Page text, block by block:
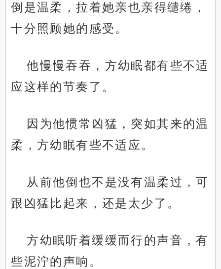
倒是温柔，拉着她亲也亲得缱绻，
十分照顾她的感受。
他慢慢吞吞，方幼眠都有些不适
应这样的节奏了。
因为他惯常凶猛，突如其来的温
柔，方幼眠有些不适应。
从前他倒也不是没有温柔过，可
跟凶猛比起来，还是太少了。
方幼眠听着缓缓而行的声音，有
些泥泞的声响。